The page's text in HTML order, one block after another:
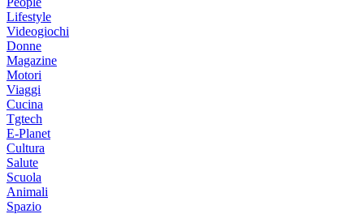
Lifestyle
Videogiochi
Donne
Magazine
Motori
Viaggi
Cucina
Tgtech
E-Planet
Cultura
Salute
Scuola
Animali
Spazio